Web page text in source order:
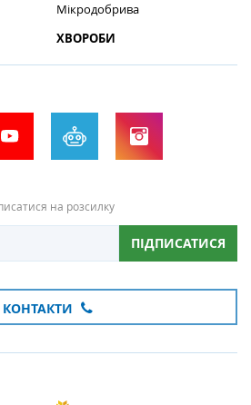
Мікродобрива
ХВОРОБИ
на розсилку
ПІДПИСАТИСЯ
КОНТАКТИ